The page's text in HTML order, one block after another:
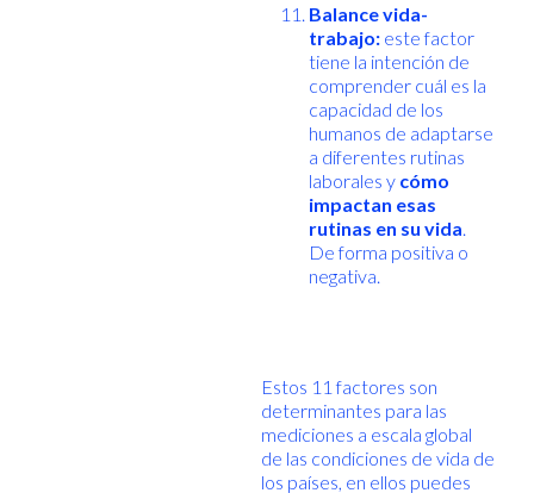
Balance vida-
trabajo: este factor
tiene la intención de
comprender cuál es la
capacidad de los
humanos de adaptarse
a diferentes rutinas
laborales y cómo
impactan esas
rutinas en su vida.
De forma positiva o
negativa.
Estos 11 factores son
determinantes para las
mediciones a escala global
de las condiciones de vida de
los países, en ellos puedes